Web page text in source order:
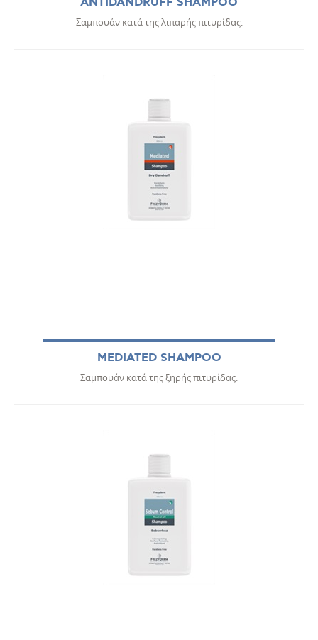
Σαμπουάν κατά της λιπαρής πιτυρίδας.
MEDIATED SHAMPOO
Σαμπουάν κατά της ξηρής πιτυρίδας.